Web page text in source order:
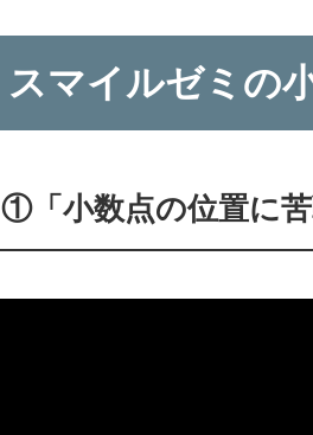
スマイルゼミの
①「小数点の位置に苦